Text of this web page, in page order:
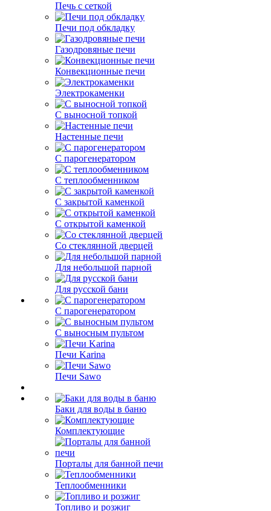
Печь с сеткой
Печи под обкладку
Газодровяные печи
Конвекционные печи
Электрокаменки
С выносной топкой
Настенные печи
С парогенератором
С теплообменником
С закрытой каменкой
С открытой каменкой
Со стеклянной дверцей
Для небольшой парной
Для русской бани
С парогенератором
С выносным пультом
Печи Karina
Печи Sawo
Баки для воды в баню
Комплектующие
Порталы для банной печи
Теплообменники
Топливо и розжиг